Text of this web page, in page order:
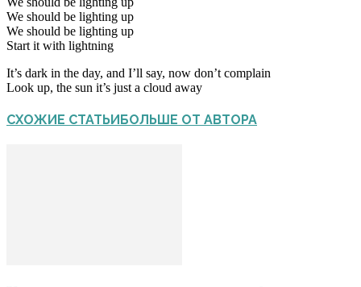
We should be lighting up
We should be lighting up
Start it with lightning
It’s dark in the day, and I’ll say, now don’t complain
Look up, the sun it’s just a cloud away
СХОЖИЕ СТАТЬИБОЛЬШЕ ОТ АВТОРА